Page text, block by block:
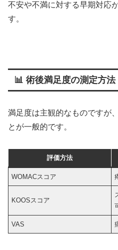
不安や不満に対する早期対応
す。
📊 術後満足度の測定方法
満足度は主観的なものですが
とが一般的です。
評価方法
WOMACスコア
KOOSスコア
VAS